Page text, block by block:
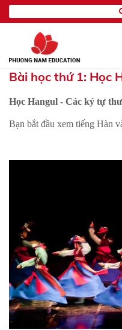
Bài học thứ 1: Học
Học Hangul - Các ký tự
Bạn bắt đầu xem tiếng Hàn